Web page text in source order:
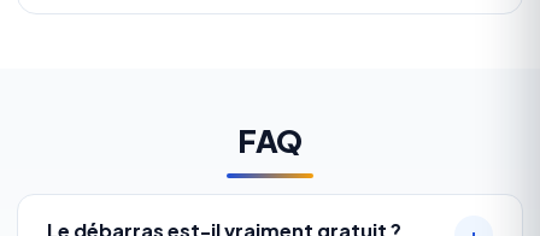
FAQ